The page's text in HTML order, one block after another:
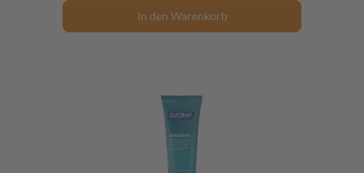
In den Warenkorb